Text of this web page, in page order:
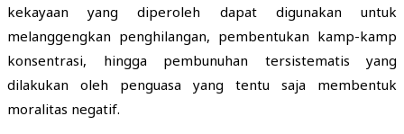
kekayaan yang diperoleh dapat digunakan untuk
melanggengkan penghilangan, pembentukan kamp-kamp
konsentrasi, hingga pembunuhan tersistematis yang
dilakukan oleh penguasa yang tentu saja membentuk
moralitas negatif.